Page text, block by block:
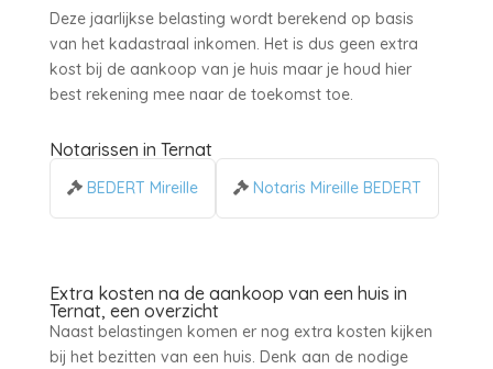
Deze jaarlijkse belasting wordt berekend op basis
van het kadastraal inkomen. Het is dus geen extra
kost bij de aankoop van je huis maar je houd hier
best rekening mee naar de toekomst toe.
Notarissen in Ternat
BEDERT Mireille Notaris Mireille BEDERT
Extra kosten na de aankoop van een huis in
Ternat, een overzicht
Naast belastingen komen er nog extra kosten kijken
bij het bezitten van een huis. Denk aan de nodige